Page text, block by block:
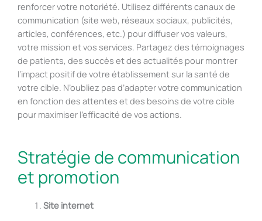
renforcer votre notoriété. Utilisez différents canaux de
communication (site web, réseaux sociaux, publicités,
articles, conférences, etc.) pour diffuser vos valeurs,
votre mission et vos services. Partagez des témoignages
de patients, des succès et des actualités pour montrer
l’impact positif de votre établissement sur la santé de
votre cible. N’oubliez pas d’adapter votre communication
en fonction des attentes et des besoins de votre cible
pour maximiser l’efficacité de vos actions.
Stratégie de communication
et promotion
Site internet